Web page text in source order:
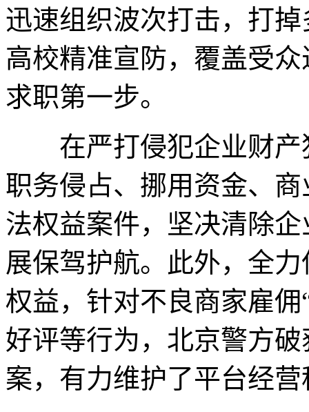
迅速组织波次打击，打
高校精准宣防，覆盖受
求职第一步。
在严打侵犯企业财产
职务侵占、挪用资金、
法权益案件，坚决清除
展保驾护航。此外，全
权益，针对不良商家雇
好评等行为，北京警方
案，有力维护了平台经